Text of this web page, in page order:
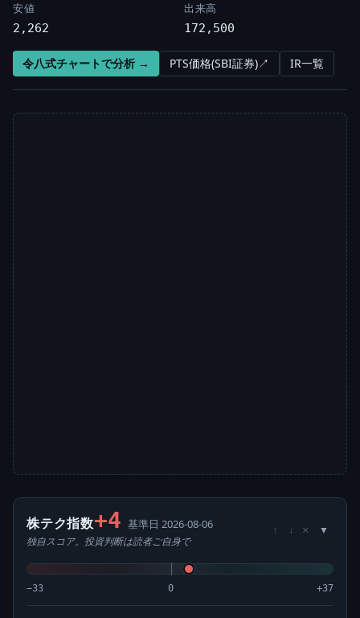
安値
2,262
出来高
172,500
令八式チャートで分析 → PTS価格(SBI証券)↗ IR一覧
株テク指数+4 基準日 2026-08-06
独自スコア。投資判断は読者ご自身で
↑ ↓ ×
−33 0 +37